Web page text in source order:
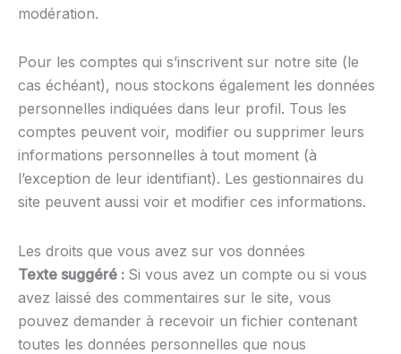
modération.
Pour les comptes qui s’inscrivent sur notre site (le
cas échéant), nous stockons également les données
personnelles indiquées dans leur profil. Tous les
comptes peuvent voir, modifier ou supprimer leurs
informations personnelles à tout moment (à
l’exception de leur identifiant). Les gestionnaires du
site peuvent aussi voir et modifier ces informations.
Les droits que vous avez sur vos données
Texte suggéré : Si vous avez un compte ou si vous
avez laissé des commentaires sur le site, vous
pouvez demander à recevoir un fichier contenant
toutes les données personnelles que nous